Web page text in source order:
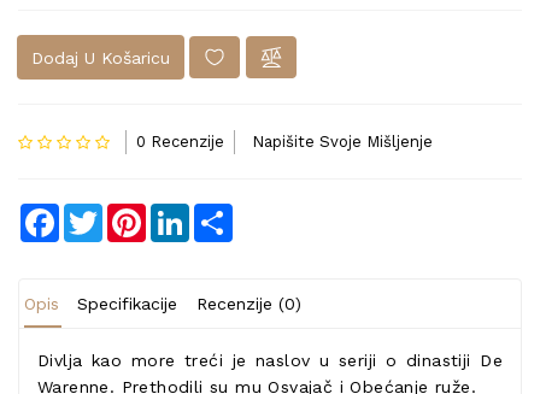
Dodaj U Košaricu
0 Recenzije Napišite Svoje Mišljenje
Facebook
TwitterPinterestLinkedIn
Opis Specifikacije Recenzije (0)
Divlja kao more treći je naslov u seriji o dinastiji De
Warenne. Prethodili su mu Osvajač i Obećanje ruže.